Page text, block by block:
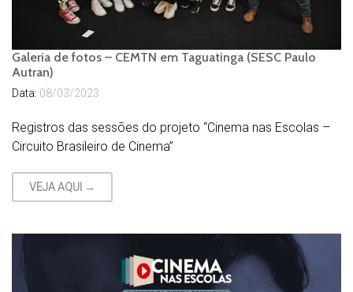
Galeria de fotos – CEMTN em Taguatinga (SESC Paulo
Autran)
Data: 08/03/2023
Registros das sessões do projeto “Cinema nas Escolas –
Circuito Brasileiro de Cinema”
VEJA AQUI →